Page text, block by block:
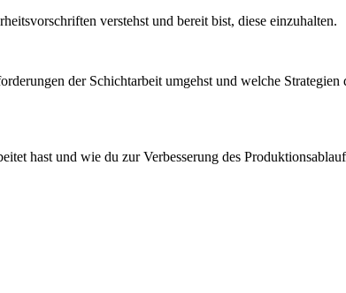
verstehst und bereit bist, diese einzuhalten.
der Schichtarbeit umgehst und welche
hast und wie du zur Verbesserung des